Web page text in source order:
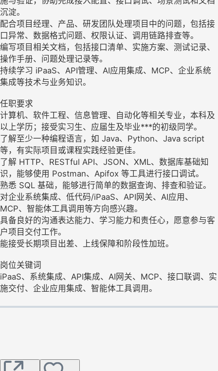
沉淀。
配合项目经理、产品、研发团队处理项目中的问题，包括接
口异常、数据格式问题、权限认证、调用链路排查等。
编写项目相关文档，包括接口清单、实施方案、测试记录、
操作手册、问题处理记录等。
持续学习 iPaaS、API管理、AI应用集成、MCP、企业系统
集成等技术与业务知识。
任职要求
计算机、软件工程、信息管理、自动化等相关专业，本科及
以上学历；接受实习生、应届生及毕业***的初级同学。
了解至少一种编程语言，如 Java、Python、Java script
等，有实际项目或课程实践经验更佳。
了解 HTTP、RESTful API、JSON、XML、数据库基础知
识，能够使用 Postman、Apifox 等工具进行接口调试。
熟悉 SQL 基础，能够进行简单的数据查询、排查和验证。
对企业系统集成、低代码/iPaaS、API网关、AI应用、
MCP、智能体工具调用等方向感兴趣。
具备良好的沟通表达能力、学习能力和责任心，愿意参与客
户项目交付工作。
能接受长期项目出差、上线保障和阶段性加班。
岗位关键词
iPaaS、系统集成、API集成、AI网关、MCP、接口联调、实
施交付、企业应用集成、智能体工具调用。